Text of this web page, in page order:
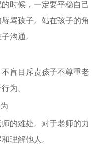
时候，一定要平稳自己
骂孩子。站在孩子的角
沟通。
盲目斥责孩子不尊重老
为。
的难处。对于老师的力
理解他人。